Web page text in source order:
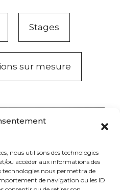
nous utilisons des technologies
ou accéder aux informations des
technologies nous permettra de
de navigation ou les ID
Stages
sur mesure